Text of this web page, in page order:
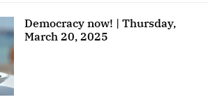
Democracy now! | Thursday,
March 20, 2025